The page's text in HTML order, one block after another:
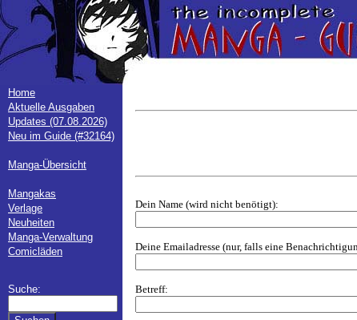
Home
Aktuelle Ausgaben
Updates (07.08.2026)
Neu im Guide (#32164)
Manga-Übersicht
Mangakas
Verlage
Neuheiten
Manga-Verwaltung
Comicläden
Suche:
Dein Name (wird nicht benötigt):
Deine Emailadresse (nur, falls eine
Betreff: